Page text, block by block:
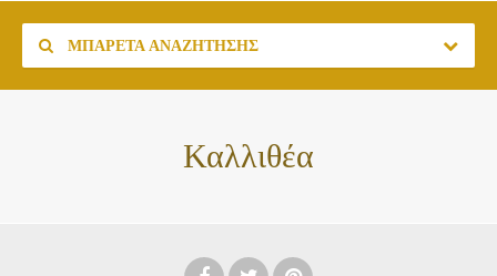
ΜΠΑΡΈΤΑ ΑΝΑΖΉΤΗΣΗΣ
Καλλιθέα